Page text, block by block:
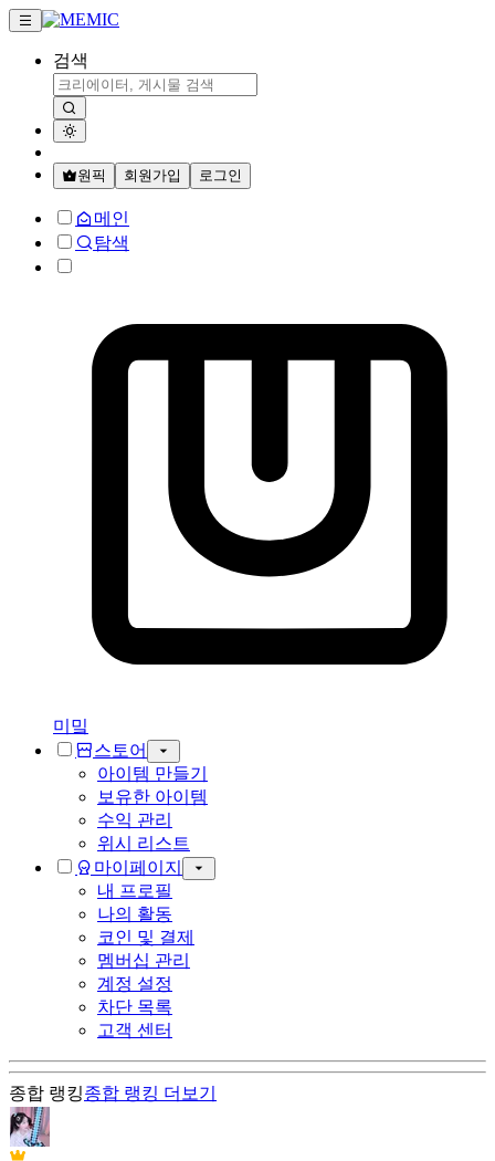
검색
원픽 회원가입 로그인
메인
탐색
미밐
스토어
아이템 만들기
보유한 아이템
수익 관리
위시 리스트
마이페이지
내 프로필
나의 활동
코인 및 결제
멤버십 관리
계정 설정
차단 목록
고객 센터
종합 랭킹종합 랭킹 더보기